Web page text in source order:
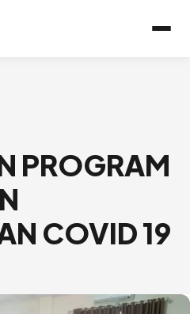
PROGRAM
COVID 19